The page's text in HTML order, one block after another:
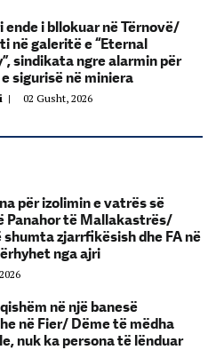
ende i bllokuar në Tërnovë/
në galeritë e “Eternal
sindikata ngre alarmin për
sigurisë në miniera
| 02 Gusht, 2026
për izolimin e vatrës së
Panahor të Mallakastrës/
shumta zjarrfikësish dhe FA në
nga ajri
në një banesë
në Fier/ Dëme të mëdha
nuk ka persona të lënduar